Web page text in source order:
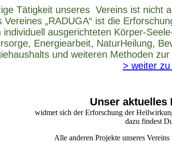
Tätigkeit unseres Vereins ist nicht
Vereines „RADUGA“ ist die
ausgerichteten Körper-
Energiearbeit, NaturHeilung,
und weiteren Methoden
> weiter
Unser aktuelles
widmet sich der Erforschung der
dazu findest
Alle anderen Projekte unseres